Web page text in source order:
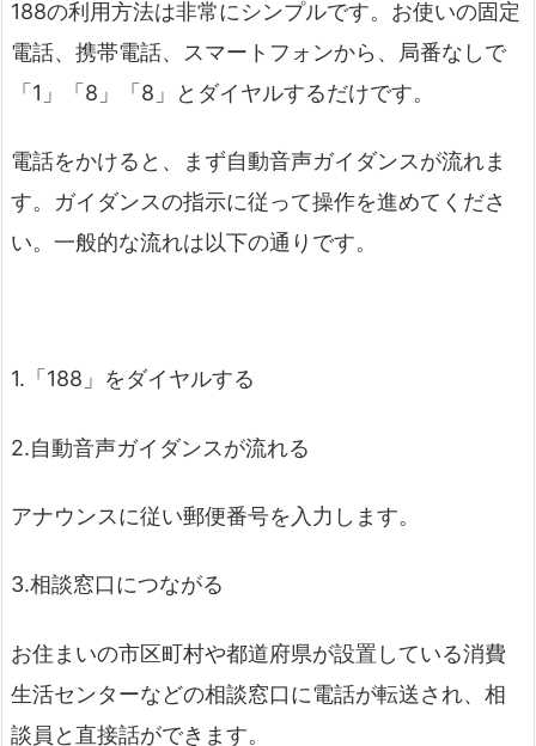
188の利用方法は非常にシンプルです。お使いの固定
電話、携帯電話、スマートフォンから、局番なしで
「1」「8」「8」とダイヤルするだけです。
電話をかけると、まず自動音声ガイダンスが流れま
す。ガイダンスの指示に従って操作を進めてくださ
い。一般的な流れは以下の通りです。
1.「188」をダイヤルする
2.自動音声ガイダンスが流れる
アナウンスに従い郵便番号を入力します。
3.相談窓口につながる
お住まいの市区町村や都道府県が設置している消費
生活センターなどの相談窓口に電話が転送され、相
談員と直接話ができます。